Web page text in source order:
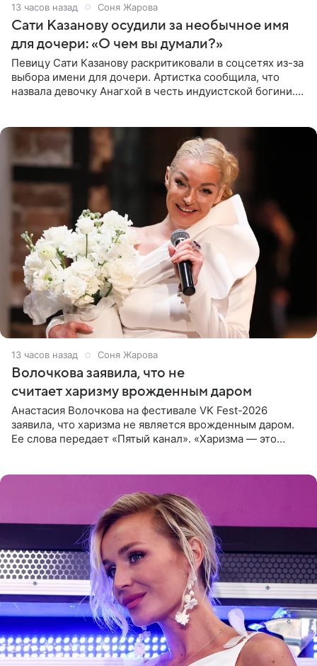
13 часов назад Соня Жарова
Сати Казанову осудили за необычное имя
для дочери: «О чем вы думали?»
Певицу Сати Казанову раскритиковали в соцсетях из-за
выбора имени для дочери. Артистка сообщила, что
назвала девочку Анагхой в честь индуистской богини.
13 часов назад Соня Жарова
Волочкова заявила, что не
считает харизму врожденным даром
Анастасия Волочкова на фестивале VK Fest-2026
заявила, что харизма не является врожденным даром.
Ее слова передает «Пятый канал». «Харизма — это